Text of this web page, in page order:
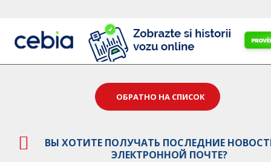
ОБРАТНО НА СПИСОК
ВЫ ХОТИТЕ ПОЛУЧАТЬ ПОСЛЕДНИЕ
ЭЛЕКТРОННОЙ ПОЧТЕ?